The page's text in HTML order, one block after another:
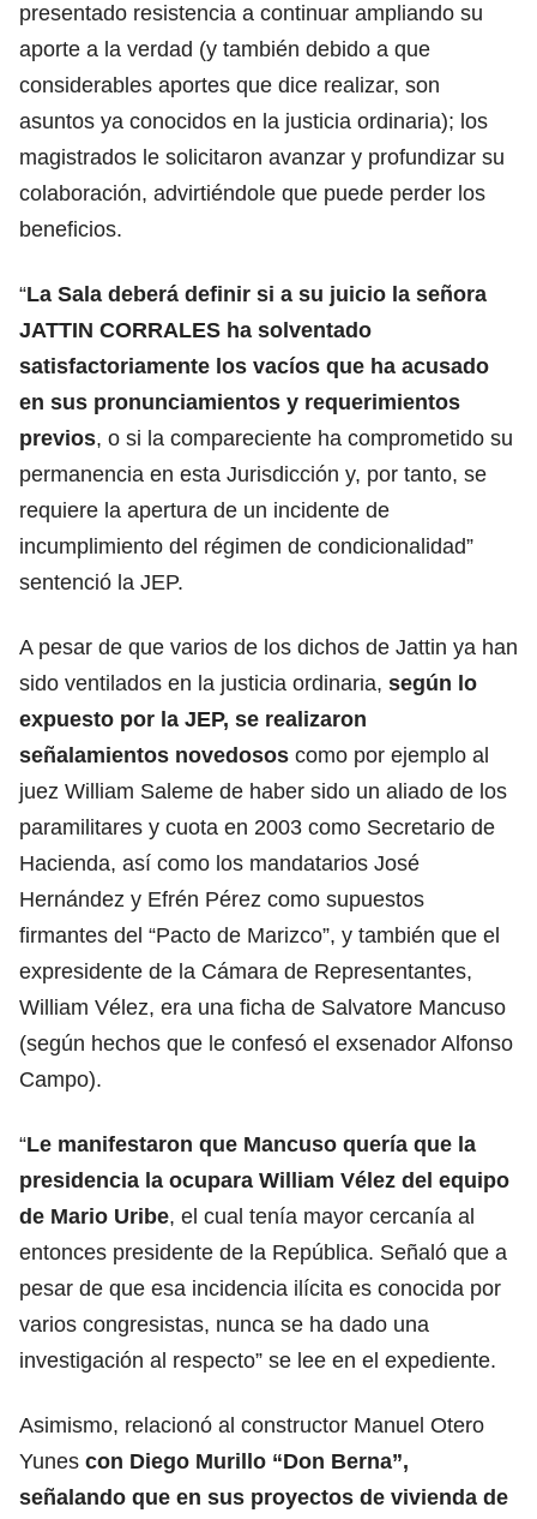
presentado resistencia a continuar ampliando su
aporte a la verdad (y también debido a que
considerables aportes que dice realizar, son
asuntos ya conocidos en la justicia ordinaria); los
magistrados le solicitaron avanzar y profundizar su
colaboración, advirtiéndole que puede perder los
beneficios.
“La Sala deberá definir si a su juicio la señora
JATTIN CORRALES ha solventado
satisfactoriamente los vacíos que ha acusado
en sus pronunciamientos y requerimientos
previos, o si la compareciente ha comprometido su
permanencia en esta Jurisdicción y, por tanto, se
requiere la apertura de un incidente de
incumplimiento del régimen de condicionalidad”
sentenció la JEP.
A pesar de que varios de los dichos de Jattin ya han
sido ventilados en la justicia ordinaria, según lo
expuesto por la JEP, se realizaron
señalamientos novedosos como por ejemplo al
juez William Saleme de haber sido un aliado de los
paramilitares y cuota en 2003 como Secretario de
Hacienda, así como los mandatarios José
Hernández y Efrén Pérez como supuestos
firmantes del “Pacto de Marizco”, y también que el
expresidente de la Cámara de Representantes,
William Vélez, era una ficha de Salvatore Mancuso
(según hechos que le confesó el exsenador Alfonso
Campo).
“Le manifestaron que Mancuso quería que la
presidencia la ocupara William Vélez del equipo
de Mario Uribe, el cual tenía mayor cercanía al
entonces presidente de la República. Señaló que a
pesar de que esa incidencia ilícita es conocida por
varios congresistas, nunca se ha dado una
investigación al respecto” se lee en el expediente.
Asimismo, relacionó al constructor Manuel Otero
Yunes con Diego Murillo “Don Berna”,
señalando que en sus proyectos de vivienda de